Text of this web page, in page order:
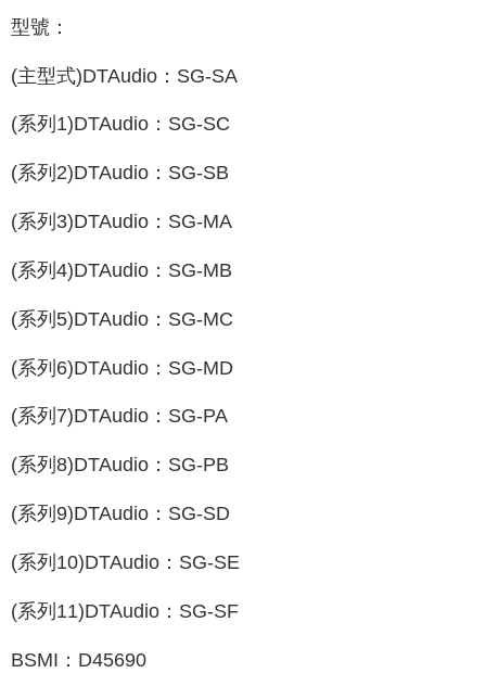
型號：
(主型式)DTAudio：SG-SA
(系列1)DTAudio：SG-SC
(系列2)DTAudio：SG-SB
(系列3)DTAudio：SG-MA
(系列4)DTAudio：SG-MB
(系列5)DTAudio：SG-MC
(系列6)DTAudio：SG-MD
(系列7)DTAudio：SG-PA
(系列8)DTAudio：SG-PB
(系列9)DTAudio：SG-SD
(系列10)DTAudio：SG-SE
(系列11)DTAudio：SG-SF
BSMI：D45690